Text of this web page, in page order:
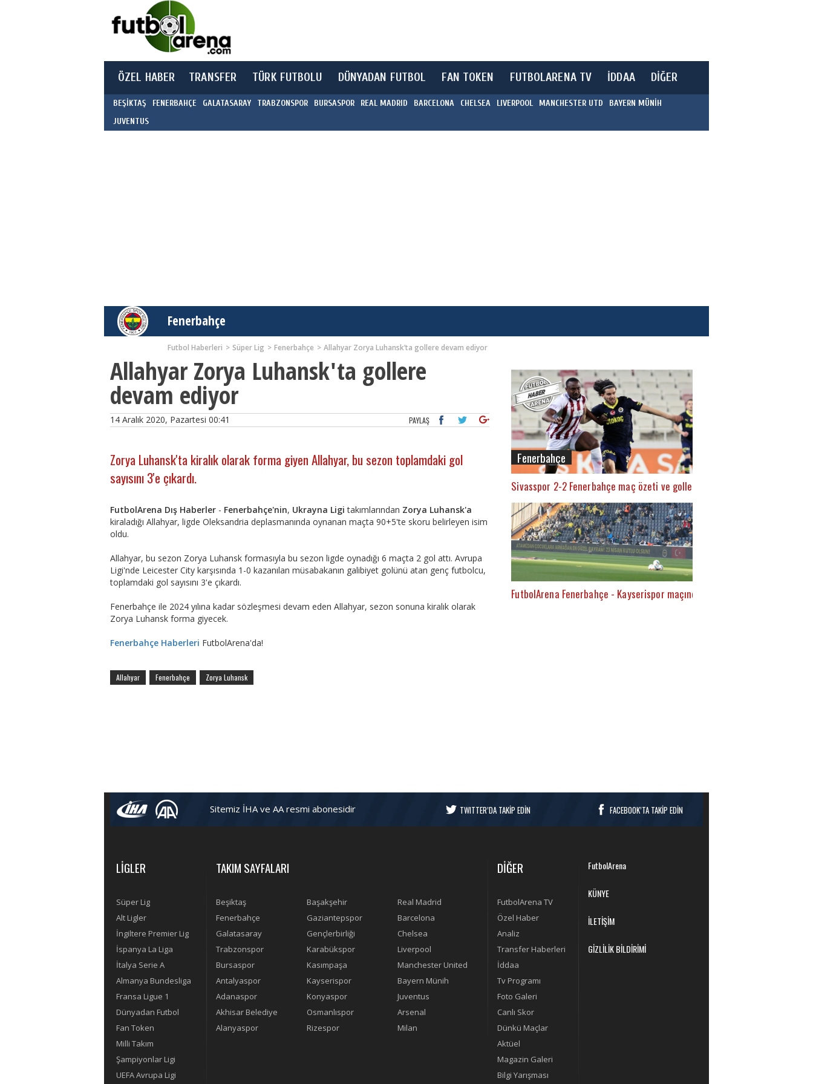
ÖZEL HABER TRANSFER TÜRK FUTBOLU DÜNYADAN FUTBOL FAN TOKEN FUTBOLARENA TV İDDAA DİĞER
BEŞİKTAŞ FENERBAHÇE GALATASARAY TRABZONSPOR BURSASPOR REAL MADRID BARCELONA CHELSEA LIVERPOOL MANCHESTER UTD
BAYERN MÜNİH
JUVENTUS
Fenerbahçe
Futbol Haberleri Süper Lig Fenerbahçe Allahyar Zorya Luhansk’ta gollere devam ediyor
Allahyar Zorya Luhansk'ta gollere
devam ediyor
14 Aralık 2020, Pazartesi 00:41 PAYLAŞ
Zorya Luhansk'ta kiralık olarak forma giyen Allahyar, bu sezon toplamdaki gol
sayısını 3'e çıkardı.
FutbolArena Dış Haberler - Fenerbahçe'nin, Ukrayna Ligitakımlarından Zorya Luhansk'a
kiraladığı Allahyar, ligde Oleksandria deplasmanında oynanan maçta 90+5'te skoru belirleyen isim
oldu.
Allahyar, bu sezon Zorya Luhansk formasıyla bu sezon ligde oynadığı 6 maçta 2 gol attı. Avrupa
Ligi'nde Leicester City karşısında 1-0 kazanılan müsabakanın galibiyet golünü atan genç futbolcu,
toplamdaki gol sayısını 3'e çıkardı.
Fenerbahçe ile 2024 yılına kadar sözleşmesi devam eden Allahyar, sezon sonuna kiralık olarak
Zorya Luhansk forma giyecek.
Fenerbahçe Haberleri FutbolArena'da!
Allahyar Fenerbahçe Zorya Luhansk
Fenerbahçe
Sivasspor 2-2 Fenerbahçe maç özeti ve golleri (İZLE)
FutbolArena Fenerbahçe - Kayserispor maçında
Sitemiz İHA ve AA resmi abonesidir TWITTER’DA TAKİP EDİN FACEBOOK’TA TAKİP EDİN
LİGLER
Süper Lig
Alt Ligler
İngiltere Premier Lig
İspanya La Liga
İtalya Serie A
Almanya Bundesliga
Fransa Ligue 1
Dünyadan Futbol
Fan Token
Milli Takım
Şampiyonlar Ligi
UEFA Avrupa Ligi
TAKIM SAYFALARI
Beşiktaş Başakşehir
Real Madrid
Fenerbahçe
Gaziantepspor
Barcelona
Galatasaray
Gençlerbirliği
Chelsea
Trabzonspor
Karabükspor
Liverpool
Bursaspor
Kasımpaşa
Manchester United
Antalyaspor
Kayserispor
Bayern Münih
Adanaspor
Konyaspor
Juventus
Akhisar Belediye
Osmanlıspor
Arsenal
Alanyaspor
Rizespor Milan
DİĞER
FutbolArena TV
Özel Haber
Analiz
Transfer Haberleri
İddaa
Tv Programı
Foto Galeri
Canlı Skor
Dünkü Maçlar
Aktüel
Magazin Galeri
Bilgi Yarışması
FutbolArena
KÜNYE
İLETİŞİM
GİZLİLİK BİLDİRİMİ